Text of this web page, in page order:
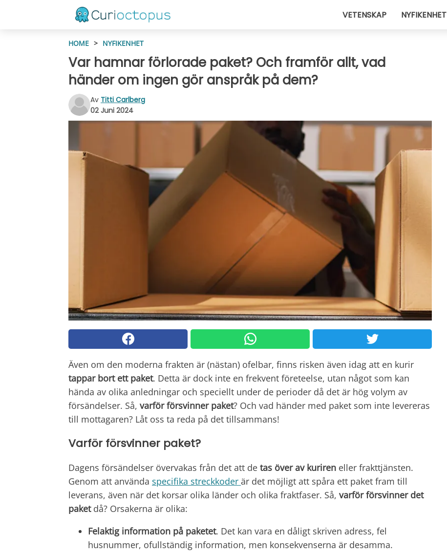
VETENSKAP NYFIKENHET
HOME > NYFIKENHET
Var hamnar förlorade paket? Och framför allt, vad
händer om ingen gör anspråk på dem?
Av Titti Carlberg
02 Juni 2024
Även om den moderna frakten är (nästan) ofelbar, finns risken även idag att en kurir
tappar bort ett paket. Detta är dock inte en frekvent företeelse, utan något som kan
hända av olika anledningar och speciellt under de perioder då det är hög volym av
försändelser. Så, varför försvinner paket? Och vad händer med paket som inte levereras
till mottagaren? Låt oss ta reda på det tillsammans!
Varför försvinner paket?
Dagens försändelser övervakas från det att de tas över av kuriren eller frakttjänsten.
Genom att använda specifika streckkoder är det möjligt att spåra ett paket fram till
leverans, även när det korsar olika länder och olika fraktfaser. Så, varför försvinner det
paketdå? Orsakerna är olika:
Felaktig information på paketet. Det kan vara en dåligt skriven adress, fel
husnummer, ofullständig information, men konsekvenserna är desamma.